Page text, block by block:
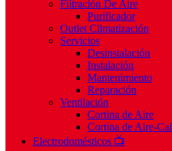
Filtración De Aire
Purificador
Outlet Climatización
Servicios
Desinstalación
Instalación
Mantenimiento
Reparación
Ventilación
Cortina de Aire
Cortina de Aire-Cal
Electrodomésticos 📺